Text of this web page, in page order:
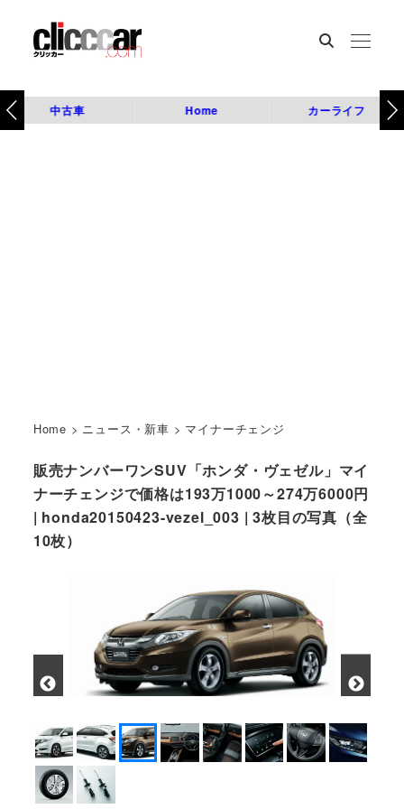
中古車 Home カーライフ
Home > ニュース・新車 > マイナーチェンジ
販売ナンバーワンSUV「ホンダ・ヴェゼル」マイ
ナーチェンジで価格は193万1000～274万6000円
| honda20150423-vezel_003 | 3枚目の写真（全
10枚）